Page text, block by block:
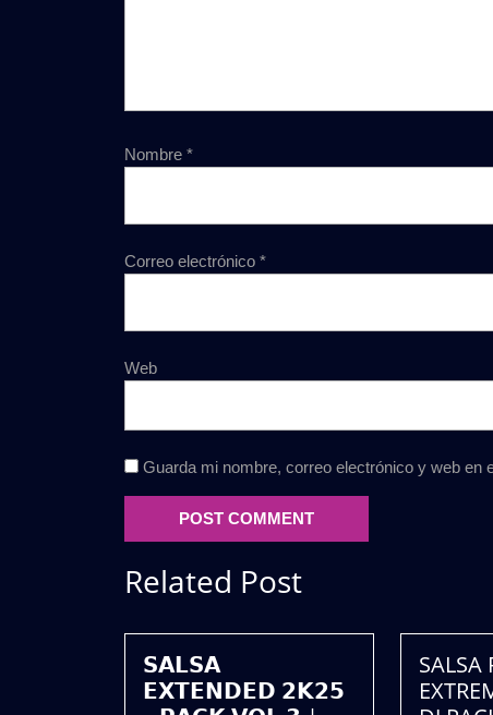
Nombre *
Correo electrónico *
Web
Guarda mi nombre, correo electrónico y web en
Related Post
𝗦𝗔𝗟𝗦𝗔
𝗘𝗫𝗧𝗘𝗡𝗗𝗘𝗗 𝟮𝗞𝟮𝟱
SALSA